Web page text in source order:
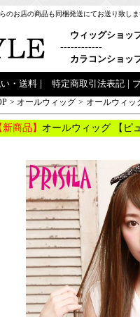
のお店の商品も同梱発送にてお送り致し
ウィッグショッ
------------
カラコンショッ
・送料 特定商取引法表記
> オールウィッグ > オールウィッ
新商品】 オールウィッグ 【ピ